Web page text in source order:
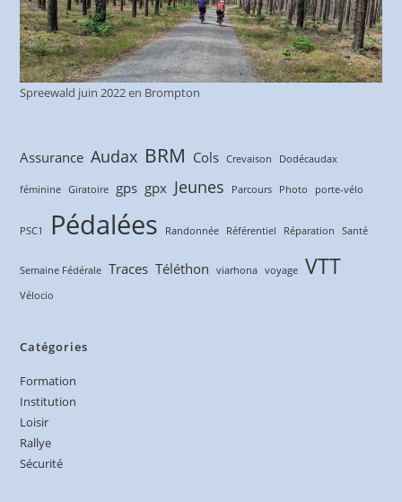
Spreewald juin 2022 en Brompton
Assurance Audax BRM Cols Crevaison Dodécaudax
féminine Giratoire gps gpx Jeunes Parcours Photo porte-vélo
PSC1 Pédalées Randonnée Référentiel Réparation Santé
Semaine Fédérale Traces Téléthon viarhona voyage VTT
Vélocio
Catégories
Formation
Institution
Loisir
Rallye
Sécurité